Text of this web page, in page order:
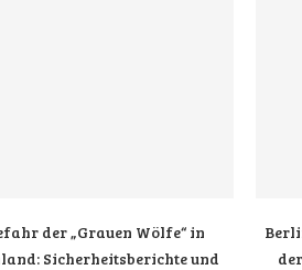
der „Grauen Wölfe“ in
Sicherheitsberichte und